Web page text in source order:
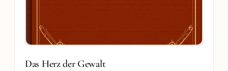
Das Herz der Gewalt